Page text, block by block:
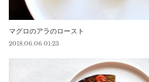
マグロのアラのロースト
2018.06.06 01:23